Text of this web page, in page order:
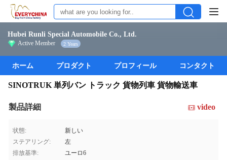
Hubei Runli Special Automobile Co., Ltd.
Active Member 2 Years
ホーム プロダクト プロフィール コンタクト
SINOTRUK 単列バン トラック 貨物列車 貨物輸送車
製品詳細 video
状態:
新しい
ステアリング:
左
排放基準:
ユーロ6